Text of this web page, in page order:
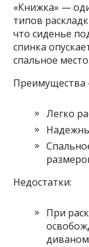
«Книжка» —
типов
что сиденье
спинка
спальное место.
Преимущества
Легко
Недостатки:
При